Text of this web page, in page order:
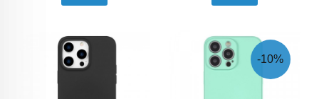
-10%